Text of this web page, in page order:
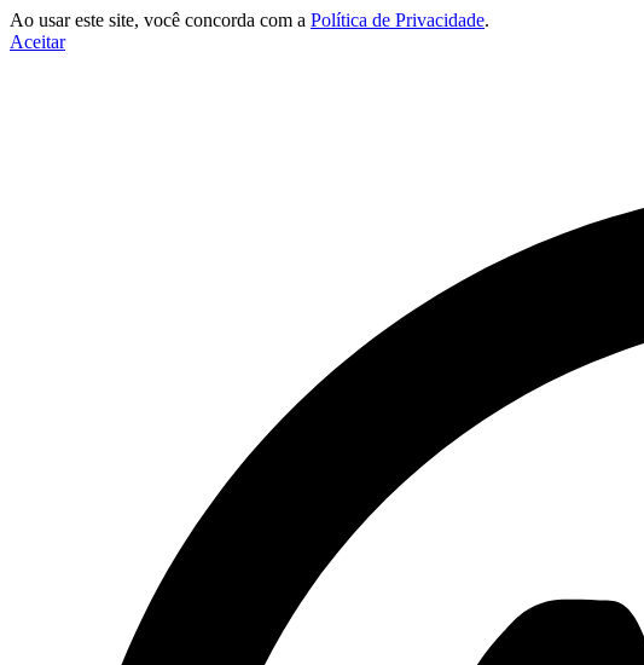
Ao usar este site, você concorda com a Política de Privacidade.
Aceitar